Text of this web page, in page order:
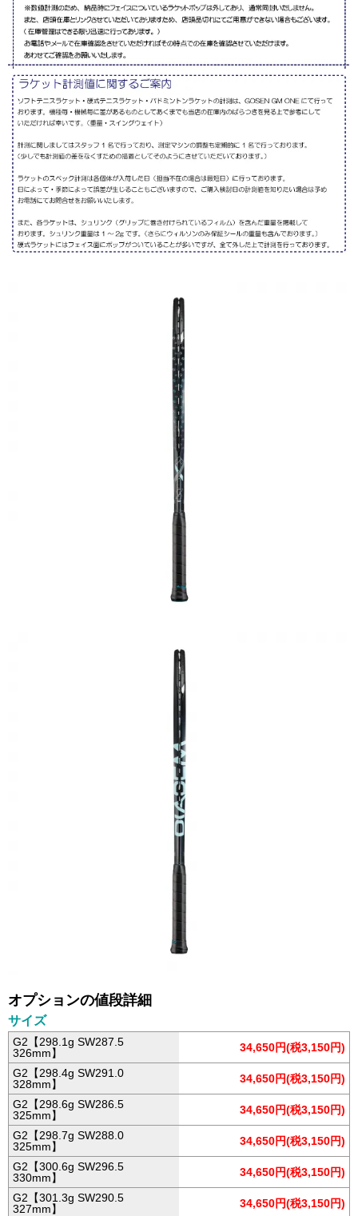
オプションの値段詳細
サイズ
G2【298.1g SW287.5
326mm】
34,650円(税3,150円)
G2【298.4g SW291.0
328mm】
34,650円(税3,150円)
G2【298.6g SW286.5
325mm】
34,650円(税3,150円)
G2【298.7g SW288.0
325mm】
34,650円(税3,150円)
G2【300.6g SW296.5
330mm】
34,650円(税3,150円)
G2【301.3g SW290.5
327mm】
34,650円(税3,150円)